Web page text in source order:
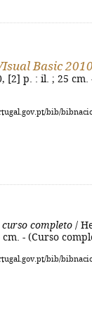
Basic 2010
[2] p. : il. ; 25
bib/
curso completo /
- (Curso
bib/